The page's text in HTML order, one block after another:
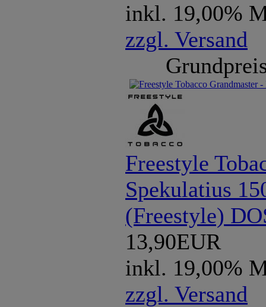
inkl. 19,00%
zzgl. Versand
Freestyle
Spekulatius
(Freestyle)
13,90EUR
inkl. 19,00%
zzgl. Versand